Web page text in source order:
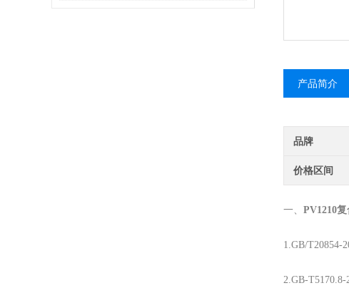
产品简介
品牌
价格区间
一、 PV1210
1.GB/T20854-
2.GB-